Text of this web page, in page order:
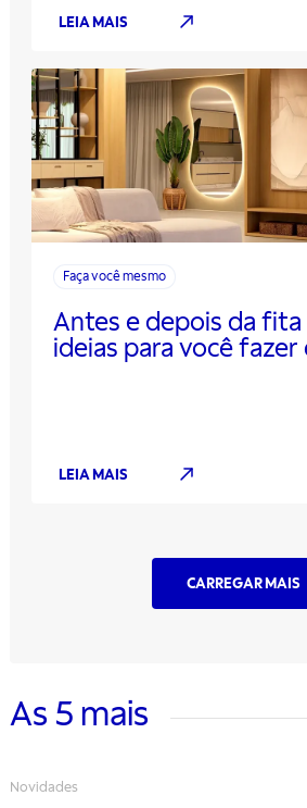
LEIA MAIS
Faça você mesmo
Antes e depois da fita
ideias para você fazer
LEIA MAIS
CARREGAR MAIS
As 5 mais
Novidades